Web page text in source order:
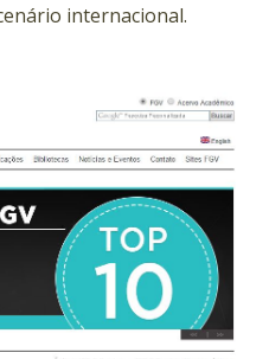
internacional.